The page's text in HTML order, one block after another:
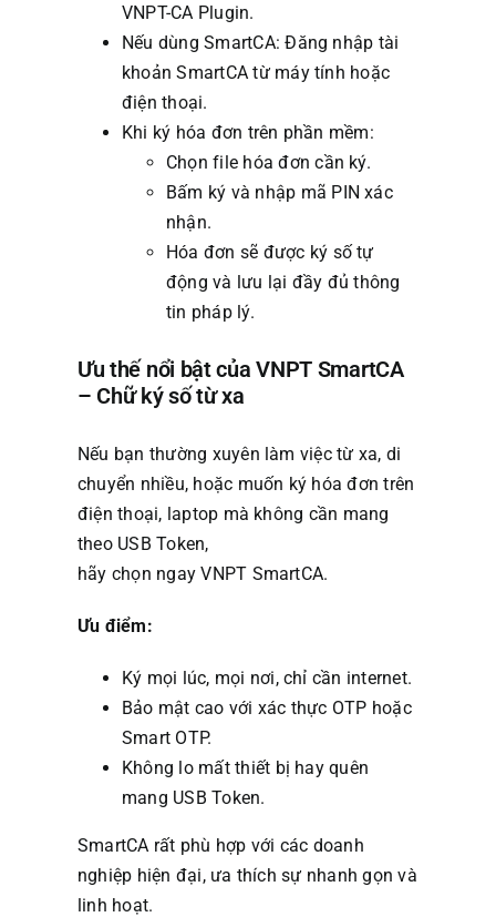
VNPT-CA Plugin.
Nếu dùng SmartCA: Đăng nhập tài
khoản SmartCA từ máy tính hoặc
điện thoại.
Khi ký hóa đơn trên phần mềm:
Chọn file hóa đơn cần ký.
Bấm ký và nhập mã PIN xác
nhận.
Hóa đơn sẽ được ký số tự
động và lưu lại đầy đủ thông
tin pháp lý.
Ưu thế nổi bật của VNPT SmartCA
– Chữ ký số từ xa
Nếu bạn thường xuyên làm việc từ xa, di
chuyển nhiều, hoặc muốn ký hóa đơn trên
điện thoại, laptop mà không cần mang
theo USB Token,
hãy chọn ngay VNPT SmartCA.
Ưu điểm:
Ký mọi lúc, mọi nơi, chỉ cần internet.
Bảo mật cao với xác thực OTP hoặc
Smart OTP.
Không lo mất thiết bị hay quên
mang USB Token.
SmartCA rất phù hợp với các doanh
nghiệp hiện đại, ưa thích sự nhanh gọn và
linh hoạt.